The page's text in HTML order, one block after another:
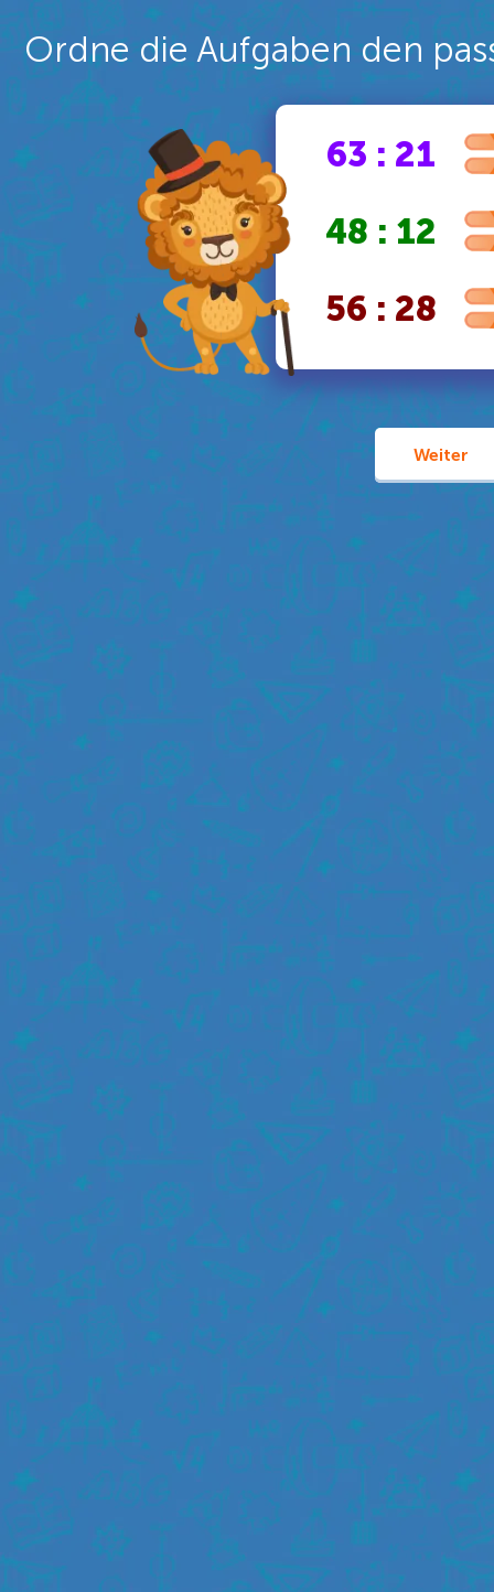
Ordne die Aufgaben den
63 : 21
56 : 28
48 : 12